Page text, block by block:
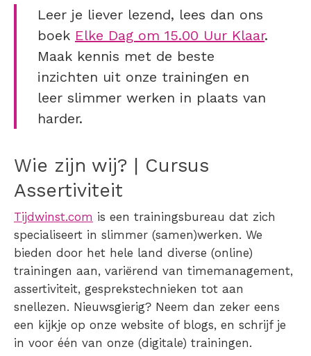
Leer je liever lezend, lees dan ons
boek Elke Dag om 15.00 Uur Klaar.
Maak kennis met de beste
inzichten uit onze trainingen en
leer slimmer werken in plaats van
harder.
Wie zijn wij? | Cursus
Assertiviteit
Tijdwinst.com is een trainingsbureau dat zich
specialiseert in slimmer (samen)werken. We
bieden door het hele land diverse (online)
trainingen aan, variërend van timemanagement,
assertiviteit, gesprekstechnieken tot aan
snellezen. Nieuwsgierig? Neem dan zeker eens
een kijkje op onze website of blogs, en schrijf je
in voor één van onze (digitale) trainingen.